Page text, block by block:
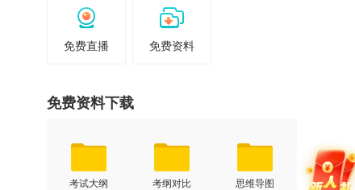
免费直播 免费资料
免费资料下载
考试大纲 考纲对比 思维导图